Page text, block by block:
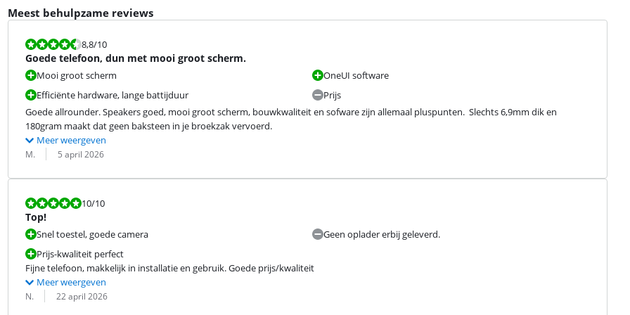
Meest behulpzame reviews
Beoordeling is 8,8 van de 10.
8,8/10
Goede telefoon, dun met mooi groot scherm.
Mooi groot scherm
Efficiënte hardware, lange battijduur
OneUI software
Prijs
Goede allrounder. Speakers goed, mooi groot scherm, bouwkwaliteit en sofware zijn allemaal pluspunten.  Slechts 6,9mm dik en
180gram maakt dat geen baksteen in je broekzak vervoerd.
Meer weergeven
Beoordeling door:
M.
Datum: 5 april 2026
Beoordeling is 10 van de 10.
10/10
Top!
Snel toestel, goede camera
Prijs-kwaliteit perfect
Geen oplader erbij geleverd.
Fijne telefoon, makkelijk in installatie en gebruik. Goede prijs/kwaliteit
Meer weergeven
Beoordeling door:
N.
Datum: 22 april 2026